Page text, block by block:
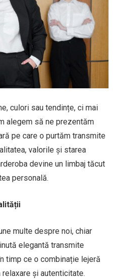
culori sau tendințe, ci mai
alegem să ne prezentăm
pe care o purtăm transmite
valorile și starea
devine un limbaj tăcut
personală.
multe despre noi, chiar
elegantă transmite
timp ce o combinație lejeră
și autenticitate.